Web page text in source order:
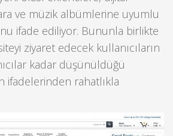
ve müzik albümlerine uyumlu
ifade ediliyor. Bununla birlikte
ziyaret edecek kullanıcıların
kadar düşünüldüğü
ifadelerinden rahatlıkla